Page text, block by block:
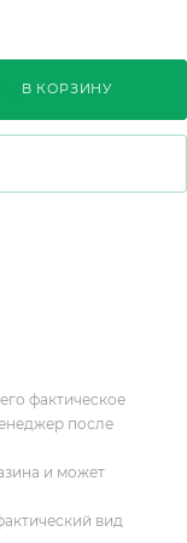
В КОРЗИНУ
фактическое
после
и может
вид